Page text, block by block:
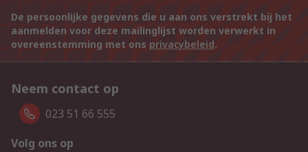
De persoonlijke gegevens die u aan ons verstrekt bij het
aanmelden voor deze mailinglijst worden verwerkt in
overeenstemming met ons privacybeleid.
Neem contact op
023 51 66 555
Volg ons op